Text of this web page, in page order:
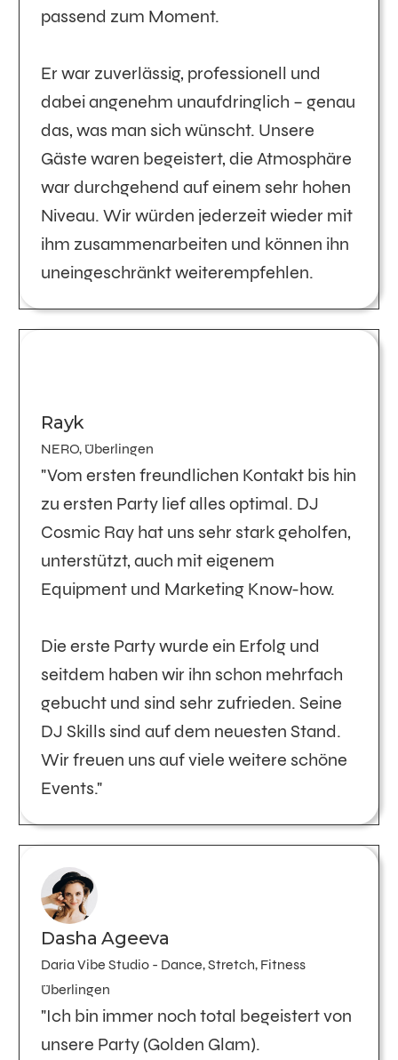
passend zum Moment.
Er war zuverlässig, professionell und
dabei angenehm unaufdringlich – genau
das, was man sich wünscht. Unsere
Gäste waren begeistert, die Atmosphäre
war durchgehend auf einem sehr hohen
Niveau. Wir würden jederzeit wieder mit
ihm zusammenarbeiten und können ihn
uneingeschränkt weiterempfehlen.
Rayk
NERO, Überlingen
"Vom ersten freundlichen Kontakt bis hin
zu ersten Party lief alles optimal. DJ
Cosmic Ray hat uns sehr stark geholfen,
unterstützt, auch mit eigenem
Equipment und Marketing Know-how.
Die erste Party wurde ein Erfolg und
seitdem haben wir ihn schon mehrfach
gebucht und sind sehr zufrieden. Seine
DJ Skills sind auf dem neuesten Stand.
Wir freuen uns auf viele weitere schöne
Events."
Dasha Ageeva
Daria Vibe Studio - Dance, Stretch, Fitness
Überlingen
"Ich bin immer noch total begeistert von
unsere Party (Golden Glam).